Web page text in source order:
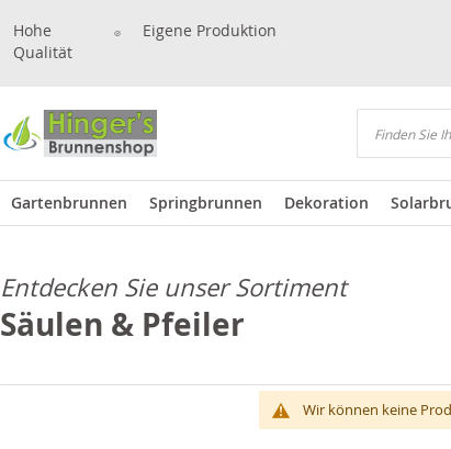
Hohe
Qualität
Eigene Produktion
Suchen
Gartenbrunnen Springbrunnen Dekoration
Entdecken Sie unser Sortiment
Säulen & Pfeiler
Wir können keine